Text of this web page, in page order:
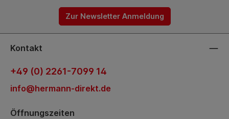
Zur Newsletter Anmeldung
Kontakt
+49 (0) 2261-7099 14
info@hermann-direkt.de
Öffnungszeiten